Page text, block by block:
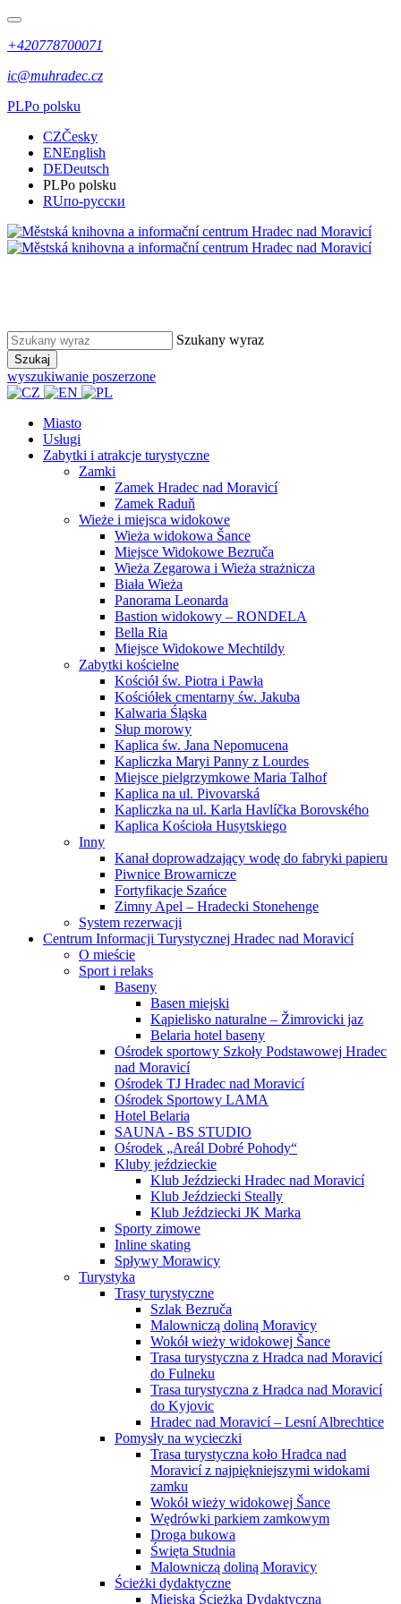
+420778700071
ic@muhradec.cz
PLPo polsku
CZČesky
ENEnglish
DEDeutsch
PLPo polsku
RUпо-русски
Szukany wyraz
Szukaj
wyszukiwanie poszerzone
Miasto
Usługi
Zabytki i atrakcje turystyczne
Zamki
Zamek Hradec nad Moravicí
Zamek Raduň
Wieże i miejsca widokowe
Wieża widokowa Šance
Miejsce Widokowe Bezruča
Wieża Zegarowa i Wieża strażnicza
Biała Wieża
Panorama Leonarda
Bastion widokowy – RONDELA
Bella Ria
Miejsce Widokowe Mechtildy
Zabytki kościelne
Kościół św. Piotra i Pawła
Kościółek cmentarny św. Jakuba
Kalwaria Śląska
Słup morowy
Kaplica św. Jana Nepomucena
Kapliczka Maryi Panny z Lourdes
Miejsce pielgrzymkowe Maria Talhof
Kaplica na ul. Pivovarská
Kapliczka na ul. Karla Havlíčka Borovského
Kaplica Kościoła Husytskiego
Inny
Kanał doprowadzający wodę do fabryki papieru
Piwnice Browarnicze
Fortyfikacje Szańce
Zimny Apel – Hradecki Stonehenge
System rezerwacji
Centrum Informacji Turystycznej Hradec nad Moravicí
O mieście
Sport i relaks
Baseny
Basen miejski
Kąpielisko naturalne – Žimrovicki jaz
Belaria hotel baseny
Ośrodek sportowy Szkoły Podstawowej Hradec
nad Moravicí
Ośrodek TJ Hradec nad Moravicí
Ośrodek Sportowy LAMA
Hotel Belaria
SAUNA - BS STUDIO
Ośrodek „Areál Dobré Pohody“
Kluby jeździeckie
Klub Jeździecki Hradec nad Moravicí
Klub Jeździecki Steally
Klub Jeździecki JK Marka
Sporty zimowe
Inline skating
Spływy Morawicy
Turystyka
Trasy turystyczne
Szlak Bezruča
Malowniczą doliną Moravicy
Wokół wieży widokowej Šance
Trasa turystyczna z Hradca nad Moravicí
do Fulneku
Trasa turystyczna z Hradca nad Moravicí
do Kyjovic
Hradec nad Moravicí – Lesní Albrechtice
Pomysły na wycieczki
Trasa turystyczna koło Hradca nad
Moravicí z najpiękniejszymi widokami
zamku
Wokół wieży widokowej Šance
Wędrówki parkiem zamkowym
Droga bukowa
Święta Studnia
Malowniczą doliną Moravicy
Ścieżki dydaktyczne
Miejska Ścieżka Dydaktyczna